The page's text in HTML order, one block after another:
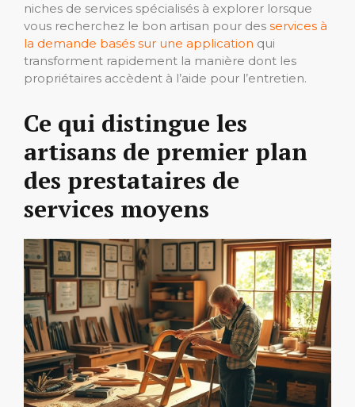
niches de services spécialisés à explorer lorsque
vous recherchez le bon artisan pour des services à
la demande basés sur une application qui
transforment rapidement la manière dont les
propriétaires accèdent à l’aide pour l’entretien.
Ce qui distingue les
artisans de premier plan
des prestataires de
services moyens